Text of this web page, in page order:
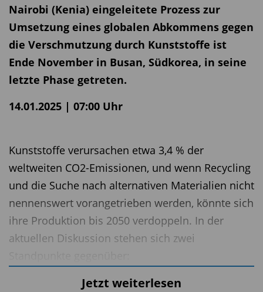
Nairobi (Kenia) eingeleitete Prozess zur
Umsetzung eines globalen Abkommens gegen
die Verschmutzung durch Kunststoffe ist
Ende November in Busan, Südkorea, in seine
letzte Phase getreten.
14.01.2025 | 07:00 Uhr
Kunststoffe verursachen etwa 3,4 % der
weltweiten CO2-Emissionen, und wenn Recycling
und die Suche nach alternativen Materialien nicht
nennenswert vorangetrieben werden, könnte sich
ihre Produktion bis 2050 verdoppeln. In der
aktuellen Diskussion stehen sich zwei
Die eine Seite fordert ergänzend zum Ausbau des
Jetzt weiterlesen